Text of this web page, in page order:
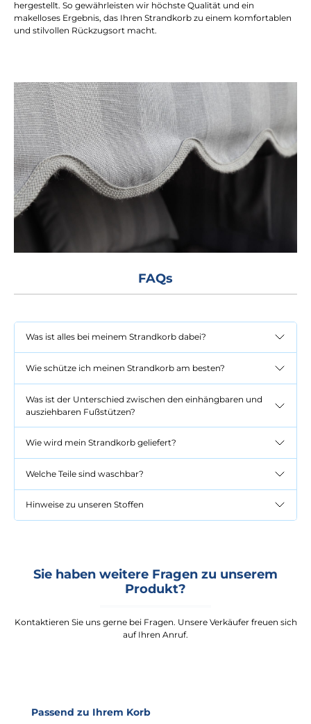
hergestellt. So gewährleisten wir höchste Qualität und ein
makelloses Ergebnis, das Ihren Strandkorb zu einem komfortablen
und stilvollen Rückzugsort macht.
FAQs
Was ist alles bei meinem Strandkorb dabei?
Wie schütze ich meinen Strandkorb am besten?
Was ist der Unterschied zwischen den einhängbaren und
ausziehbaren Fußstützen?
Wie wird mein Strandkorb geliefert?
Welche Teile sind waschbar?
Hinweise zu unseren Stoffen
Sie haben weitere Fragen zu unserem
Produkt?
Kontaktieren Sie uns gerne bei Fragen. Unsere Verkäufer freuen sich
auf Ihren Anruf.
Produktgalerie überspringen
Passend zu Ihrem Korb